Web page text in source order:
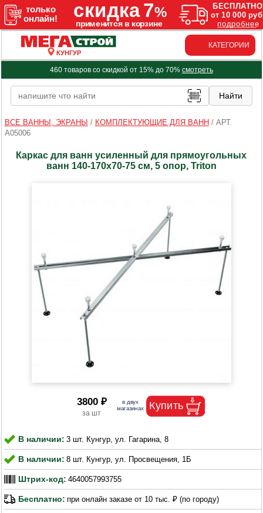
КУНГУР
КАТЕГОРИИ
460 товаров со скидкой от 15% до 70% смотреть
ВСЕ ВАННЫ, ЭКРАНЫ / КОМПЛЕКТУЮЩИЕ ДЛЯ ВАНН / АРТ.
A05006
Каркас для ванн усиленный для прямоугольных
ванн 140-170х70-75 см, 5 опор, Triton
3800 ₽
В наличии: 3 шт. Кунгур, ул. Гагарина, 8
В наличии: 8 шт. Кунгур, ул. Просвещения, 1Б
Штрих-код: 4640057993755
Бесплатно: при онлайн заказе от 10 тыс. ₽ (по городу)